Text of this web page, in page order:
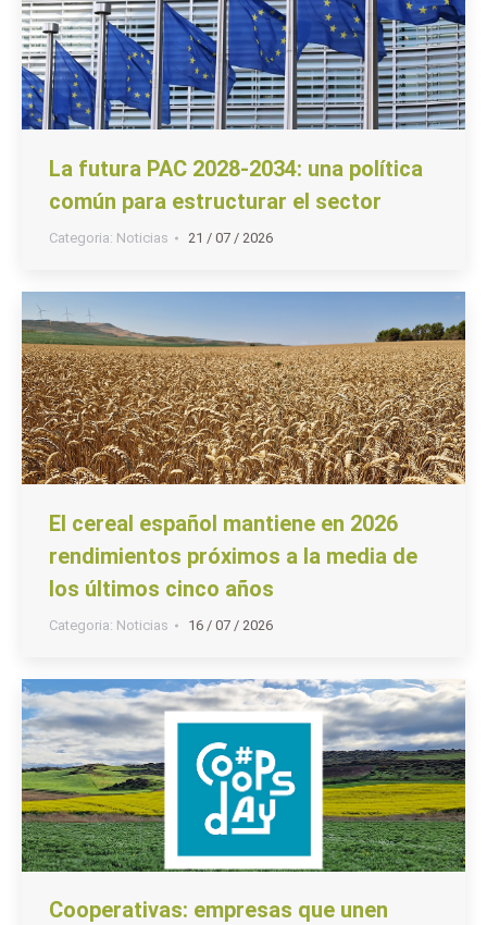
La futura PAC 2028-2034: una política
común para estructurar el sector
Categoria: Noticias 21 / 07 / 2026
El cereal español mantiene en 2026
rendimientos próximos a la media de
los últimos cinco años
Categoria: Noticias 16 / 07 / 2026
Cooperativas: empresas que unen